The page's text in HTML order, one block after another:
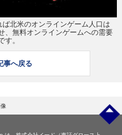
北米のオンラインゲーム人口は
、無料オンラインゲームへの需要
。
事へ戻る